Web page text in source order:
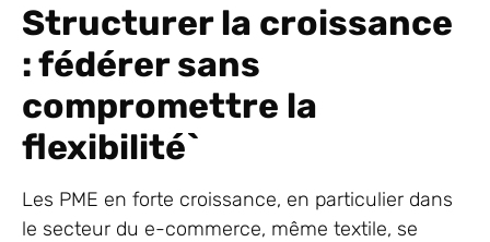
Structurer la croissance
: fédérer sans
compromettre la
flexibilité`
Les PME en forte croissance, en particulier dans
le secteur du e-commerce, même textile, se